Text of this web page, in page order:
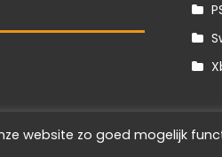
website zo goed mogelijk